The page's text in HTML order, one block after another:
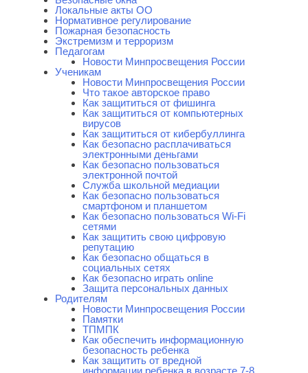
Локальные акты ОО
Нормативное регулирование
Пожарная безопасность
Экстремизм и терроризм
Педагогам
Новости Минпросвещения России
Ученикам
Новости Минпросвещения России
Что такое авторское право
Как защититься от фишинга
Как защититься от компьютерных
вирусов
Как защититься от кибербуллинга
Как безопасно расплачиваться
электронными деньгами
Как безопасно пользоваться
электронной почтой
Служба школьной медиации
Как безопасно пользоваться
смартфоном и планшетом
Как безопасно пользоваться Wi-Fi
сетями
Как защитить свою цифровую
репутацию
Как безопасно общаться в
социальных сетях
Как безопасно играть online
Защита персональных данных
Родителям
Новости Минпросвещения России
Памятки
ТПМПК
Как обеспечить информационную
безопасность ребенка
Как защитить от вредной
информации ребенка в возрасте 7-8